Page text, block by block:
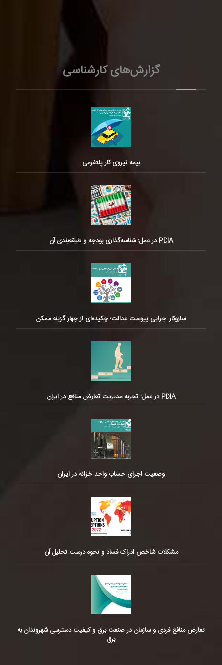
گزارش‌های کارشناسی
بیمه نیروی کار پلتفرمی
PDIA در عمل: شناسه‌گذاری بودجه و طبقه‌بندی آن
سازوکار اجرایی پیوست عدالت؛ چکیده‌ای از چهار گزینه ممکن
PDIA در عمل: تجربه مدیریت تعارض منافع در ایران
وضعیت اجرای حساب واحد خزانه در ایران
مشکلات شاخص ادراک فساد و نحوه درست تحلیل آن
تعارض منافع فردی و سازمان در صنعت برق و کیفیت دسترسی شهروندان به
برق